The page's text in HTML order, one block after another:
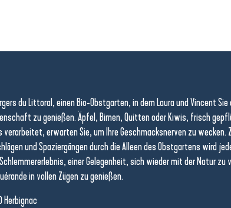
du Littoral, einen Bio-Obstgarten, in dem Laura und Vincent Sie
zu genießen. Äpfel, Birnen, Quitten oder Kiwis, frisch
verarbeitet, erwarten Sie, um Ihre Geschmacksnerven zu wecken.
und Spaziergängen durch die Alleen des Obstgartens wird
einer Gelegenheit, sich wieder mit der Natur zu
in vollen Zügen zu genießen.